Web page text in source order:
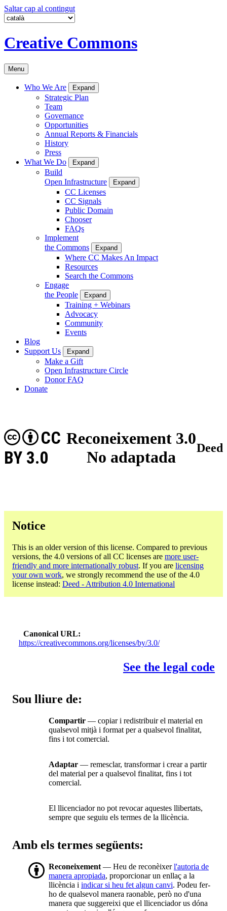
Saltar cap al contingut
Creative Commons
Menu
Who We Are Expand
Strategic Plan
Team
Governance
Opportunities
Annual Reports & Financials
History
Press
What We Do
Expand
Build
Open Infrastructure
Expand
CC Licenses
CC Signals
Public Domain
Chooser
FAQs
Implement
the Commons
Expand
Where CC Makes An Impact
Resources
Search the Commons
Engage
the People
Expand
Training + Webinars
Advocacy
Community
Events
Blog
Support Us
Expand
Make a Gift
Open Infrastructure Circle
Donor FAQ
Donate
Reconeixement 3.0
No adaptada
CC
BY 3.0
Deed
Notice
This is an older version of this license. Compared to previous
versions, the 4.0 versions of all CC licenses are more user-
friendly and more internationally robust. If you are licensing
your own work, we strongly recommend the use of the 4.0
license instead: Deed - Attribution 4.0 International
Canonical URL
https://creativecommons.org/licenses/by/3.0/
See the legal code
Sou lliure de:
Compartir — copiar i redistribuir el material en
qualsevol mitjà i format per a qualsevol finalitat,
fins i tot comercial.
Adaptar — remesclar, transformar i crear a partir
del material per a qualsevol finalitat, fins i tot
comercial.
El llicenciador no pot revocar aquestes llibertats,
sempre que seguiu els termes de la llicència.
Amb els termes següents:
Reconeixement — Heu de reconèixerl'autoria de
manera apropiada, proporcionar un enllaç a la
llicència i indicar si heu fet algun canvi. Podeu fer-
ho de qualsevol manera raonable, però no d'una
manera que suggereixi que el llicenciador us dóna